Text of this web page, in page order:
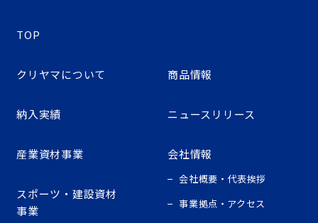
TOP
クリヤマについて 商品情報
納入実績 ニュースリリース
産業資材事業
スポーツ・建設資材
事業
会社情報
会社概要・代表挨拶
事業拠点・アクセス